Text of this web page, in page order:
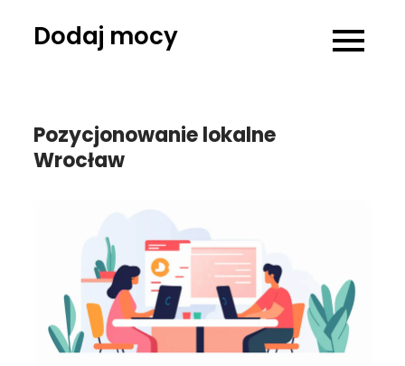
Dodaj mocy
Pozycjonowanie lokalne
Wrocław